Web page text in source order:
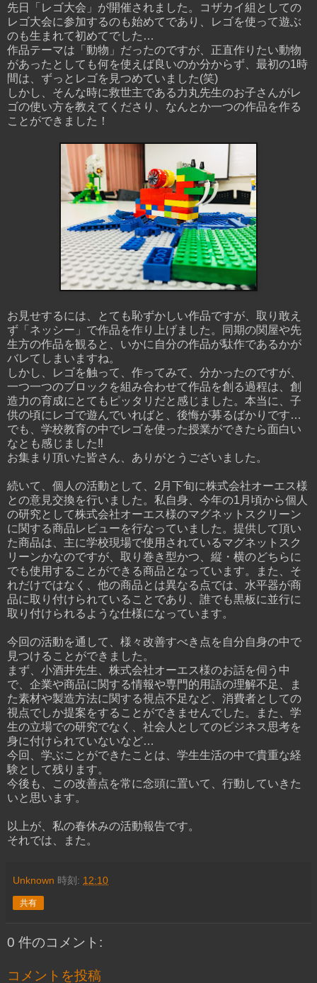
先日「レゴ大会」が開催されました。コザカイ組としての
レゴ大会に参加するのも始めてであり、レゴを使って遊ぶ
のも生まれて初めてでした…
作品テーマは「動物」だったのですが、正直作りたい動物
があったとしても何を使えば良いのか分からず、最初の1時
間は、ずっとレゴを見つめていました(笑)
しかし、そんな時に救世主である力丸先生のお子さんがレ
ゴの使い方を教えてくださり、なんとか一つの作品を作る
ことができました！
お見せするには、とても恥ずかしい作品ですが、取り敢え
ず「ネッシー」で作品を作り上げました。同期の関屋や先
生方の作品を観ると、いかに自分の作品が駄作であるかが
バレてしまいますね。
しかし、レゴを触って、作ってみて、分かったのですが、
一つ一つのブロックを組み合わせて作品を創る過程は、創
造力の育成にとてもピッタリだと感じました。本当に、子
供の頃にレゴで遊んでいればと、後悔が募るばかりです…
でも、学校教育の中でレゴを使った授業ができたら面白い
なとも感じました‼︎
お集まり頂いた皆さん、ありがとうございました。
続いて、個人の活動として、2月下旬に株式会社オーエス様
との意見交換を行いました。私自身、今年の1月頃から個人
の研究として株式会社オーエス様のマグネットスクリーン
に関する商品レビューを行なっていました。提供して頂い
た商品は、主に学校現場で使用されているマグネットスク
リーンかなのですが、取り巻き型かつ、縦・横のどちらに
でも使用することができる商品となっています。また、そ
れだけではなく、他の商品とは異なる点では、水平器が商
品に取り付けられていることであり、誰でも黒板に並行に
取り付けられるような仕様になっています。
今回の活動を通して、様々改善すべき点を自分自身の中で
見つけることができました。
まず、小酒井先生、株式会社オーエス様のお話を伺う中
で、企業や商品に関する情報や専門的用語の理解不足、ま
た素材や製造方法に関する視点不足など、消費者としての
視点でしか提案をすることができませんでした。また、学
生の立場での研究でなく、社会人としてのビジネス思考を
身に付けられていないなど…
今回、学ぶことができたことは、学生生活の中で貴重な経
験として残ります。
今後も、この改善点を常に念頭に置いて、行動していきた
いと思います。
以上が、私の春休みの活動報告です。
それでは、また。
Unknown 時刻: 12:10
共有
0 件のコメント:
コメントを投稿